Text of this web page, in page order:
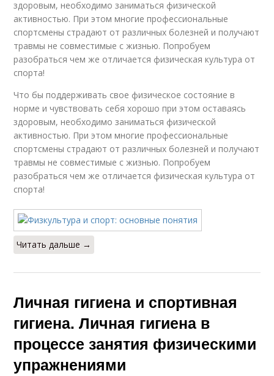
здоровым, необходимо заниматься физической
активностью. При этом многие профессиональные
спортсмены страдают от различных болезней и получают
травмы не совместимые с жизнью. Попробуем
разобраться чем же отличается физическая культура от
спорта!
Что бы поддерживать свое физическое состояние в
норме и чувствовать себя хорошо при этом оставаясь
здоровым, необходимо заниматься физической
активностью. При этом многие профессиональные
спортсмены страдают от различных болезней и получают
травмы не совместимые с жизнью. Попробуем
разобраться чем же отличается физическая культура от
спорта!
Читать дальше →
Личная гигиена и спортивная
гигиена. Личная гигиена в
процессе занятия физическими
упражнениями